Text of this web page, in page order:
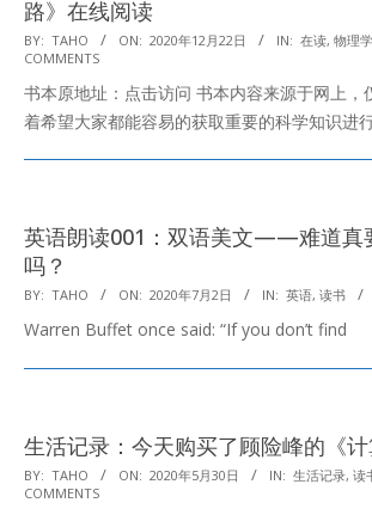
路》在线阅读
2020-
12-
22
BY: TAHO ON: 2020年12月22日 IN: 在读, 物理学
COMMENTS
书本原地址：点击访问 书本内容来源于网上，
着希望大家都能容易的获取重要的科学知识进
英语朗读001：双语美文——难道真
吗？
2020-
07-
BY: TAHO ON: 2020年7月2日 IN: 英语, 读书
Warren Buffet once said: “If you don’t find
生活记录：今天购买了顾险峰的《计
2020-
05-
BY: TAHO ON: 2020年5月30日 IN: 生活记录, 读
COMMENTS